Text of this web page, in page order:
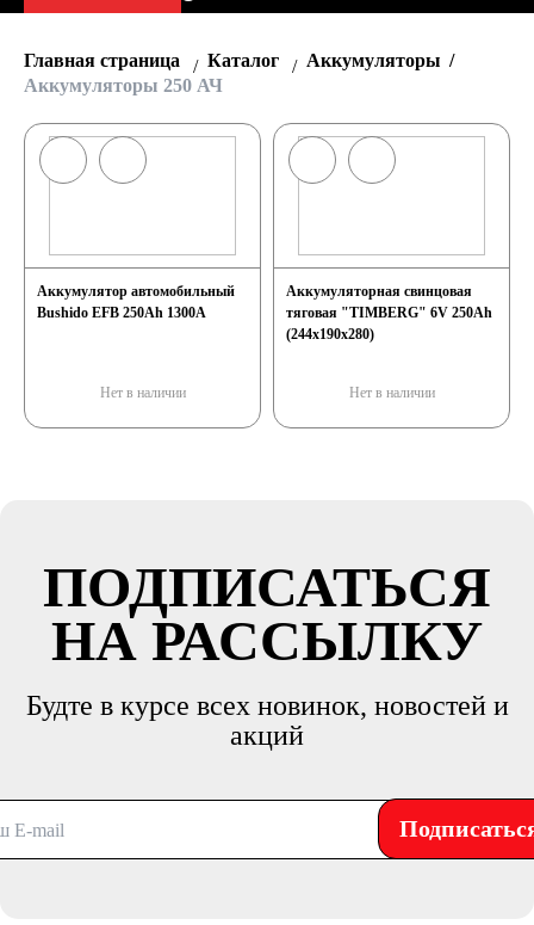
АКБ
Главная страница Каталог
Аккумуляторы
Аккумуляторы 250 АЧ
Аккумулятор автомобильный
Bushido EFB 250Ah 1300A
Нет в наличии
Аккумуляторная свинцовая
тяговая "TIMBERG" 6V 250Ah
(244x190x280)
Нет в наличии
ПОДПИСАТЬСЯ
НА РАССЫЛКУ
Будте в курсе всех новинок, новостей и
акций